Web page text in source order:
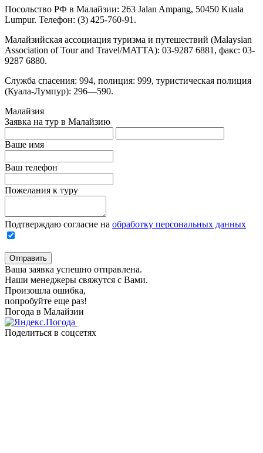
Посольство РФ в Малайзии: 263 Jalan Ampang, 50450 Kuala
Lumpur. Телефон: (3) 425-760-91.
Малайзийская ассоциация туризма и путешествий (Malaysian
Association of Tour and Travel/MATTA): 03-9287 6881, факс: 03-
9287 6880.
Служба спасения: 994, полиция: 999, туристическая полиция
(Куала-Лумпур): 296—590.
Малайзия
Заявка на тур в Малайзию
Ваше имя
Ваш телефон
Пожелания к туру
Подтверждаю согласие на обработку персональных данных
Отправить
Ваша заявка успешно отправлена.
Наши менеджеры свяжутся с Вами.
Произошла ошибка,
попробуйте еще раз!
Погода в Малайзии
Поделиться в соцсетях